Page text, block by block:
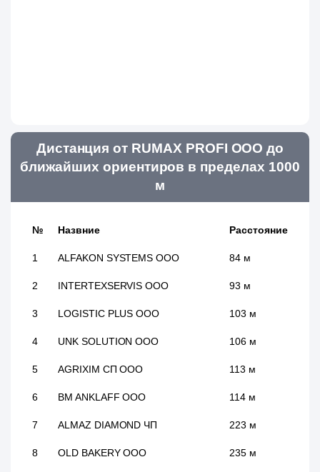
Дистанция от RUMAX PROFI ООО до
ближайших ориентиров в пределах 1000
м
№ Назвние Расстояние
1 ALFAKON SYSTEMS ООО 84 м
2 INTERTEXSERVIS ООО 93 м
3 LOGISTIC PLUS ООО 103 м
4 UNK SOLUTION ООО 106 м
5 AGRIXIM СП ООО 113 м
6 BM ANKLAFF ООО 114 м
7 ALMAZ DIAMOND ЧП 223 м
8 OLD BAKERY ООО 235 м